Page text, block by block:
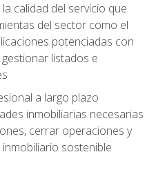
calidad del servicio que
del sector como el
potenciadas con
listados e
a largo plazo
inmobiliarias necesarias
cerrar operaciones y
sostenible